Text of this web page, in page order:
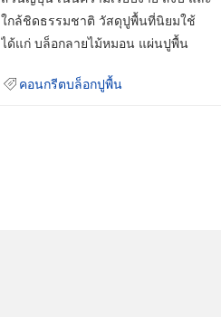
ใกล้ชิดธรรมชาติ วัสดุปูพื้นที่นิยมใช้
ได้แก่ บล็อกลายไม้หมอน แผ่นปูพื้น
คอนกรีตบล็อกปูพื้น